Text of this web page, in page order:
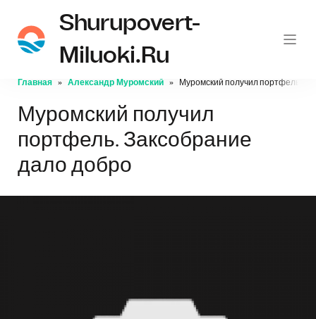
Shurupovert-
Miluoki.ru
Главная Александр Муромский Муромский получил портфель.
Муромский получил
портфель. Заксобрание
дало добро